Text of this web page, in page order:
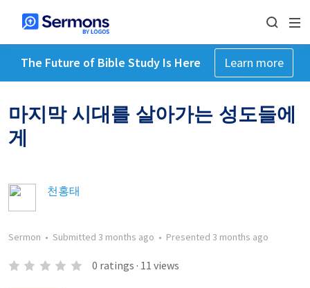
The Future of Bible Study Is Here Learn more
마지막 시대를 살아가는 성도들에
게
천홍태
Sermon • Submitted 3 months ago • Presented 3 months ago
0 ratings · 11 views